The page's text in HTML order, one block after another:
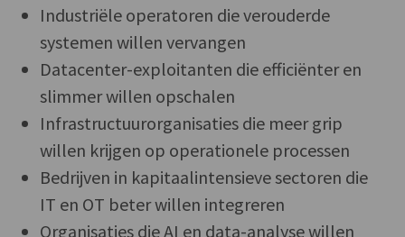
Industriële operatoren die verouderde
systemen willen vervangen
Datacenter-exploitanten die efficiënter en
slimmer willen opschalen
Infrastructuurorganisaties die meer grip
willen krijgen op operationele processen
Bedrijven in kapitaalintensieve sectoren die
IT en OT beter willen integreren
Organisaties die AI en data-analyse willen